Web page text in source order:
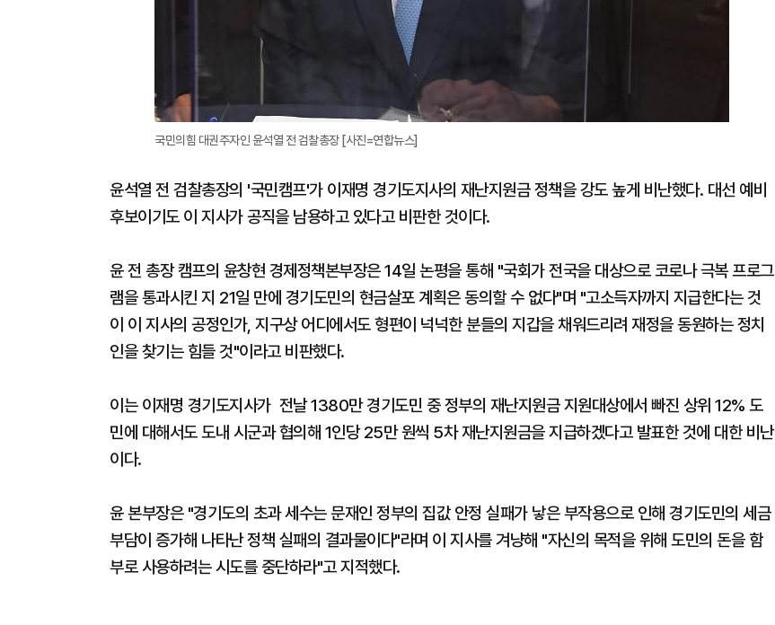
국민의힘 대권주자인 윤석열 전 검찰총장 [사진=연합뉴스]
윤석열 전 검찰총장의 '국민캠프'가 이재명 경기도지사의 재난지원금 정책을 강도 높게 비난했다. 대선 예비
후보이기도 이 지사가 공직을 남용하고 있다고 비판한 것이다.
윤 전 총장 캠프의 윤창현 경제정책본부장은 14일 논평을 통해 "국회가 전국을 대상으로 코로나 극복 프로그
램을 통과시킨 지 21일 만에 경기도민의 현금살포 계획은 동의할 수 없다"며 "고소득자까지 지급한다는 것
이 이 지사의 공정인가, 지구상 어디에서도 형편이 넉넉한 분들의 지갑을 채워드리려 재정을 동원하는 정치
인을 찾기는 힘들 것"이라고 비판했다.
이는 이재명 경기도지사가 전날 1380만 경기도민 중 정부의 재난지원금 지원대상에서 빠진 상위 12% 도
민에 대해서도 도내 시군과 협의해 1인당 25만 원씩 5차 재난지원금을 지급하겠다고 발표한 것에 대한 비난
이다.
윤 본부장은 "경기도의 초과 세수는 문재인 정부의 집값 안정 실패가 낳은 부작용으로 인해 경기도민의 세금
부담이 증가해 나타난 정책 실패의 결과물이다"라며 이 지사를 겨냥해 "자신의 목적을 위해 도민의 돈을 함
부로 사용하려는 시도를 중단하라"고 지적했다.